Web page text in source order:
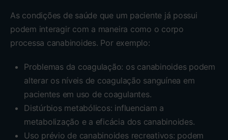
As condições de saúde que um paciente já possui
podem interagir com a maneira como o corpo
processa canabinoides. Por exemplo:
Problemas da coagulação: os canabinoides podem
alterar os níveis de coagulação sanguínea em
pacientes em uso de coagulantes.
Distúrbios metabólicos: influenciam a
metabolização e a eficácia dos canabinoides.
Uso prévio de canabinoides recreativos: podem